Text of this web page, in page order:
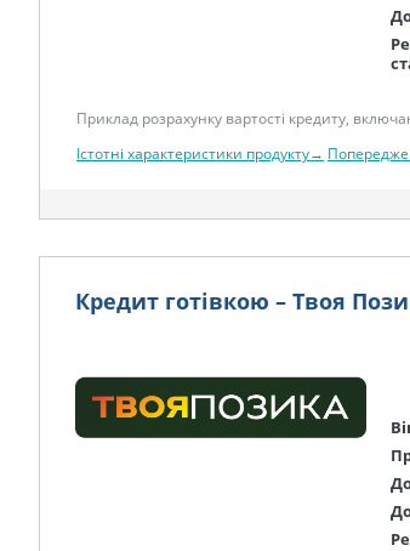
Приклад розрахунку вартості кредиту,
Істотні характеристики продукту→
Кредит готівкою – Твоя